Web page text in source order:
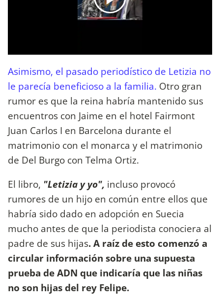
Asimismo, el pasado periodístico de Letizia no
le parecía beneficioso a la familia. Otro gran
rumor es que la reina habría mantenido sus
encuentros con Jaime en el hotel Fairmont
Juan Carlos I en Barcelona durante el
matrimonio con el monarca y el matrimonio
de Del Burgo con Telma Ortiz.
El libro, "Letizia y yo", incluso provocó
rumores de un hijo en común entre ellos que
habría sido dado en adopción en Suecia
mucho antes de que la periodista conociera al
padre de sus hijas. A raíz de esto comenzó a
circular información sobre una supuesta
prueba de ADN que indicaría que las niñas
no son hijas del rey Felipe.